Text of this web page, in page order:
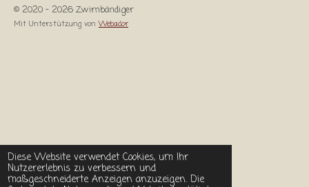
Diese Website verwendet Cookies, um Ihr
Nutzererlebnis zu verbessern und
maßgeschneiderte Anzeigen anzuzeigen. Die
© 2020 - 2026 Zwirnbändiger
Mit Unterstützung vonWebador